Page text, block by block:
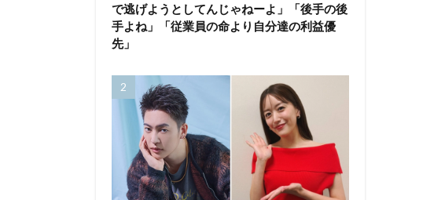
で逃げようとしてんじゃねーよ」「後手の後
手よね」「従業員の命より自分達の利益優
先」